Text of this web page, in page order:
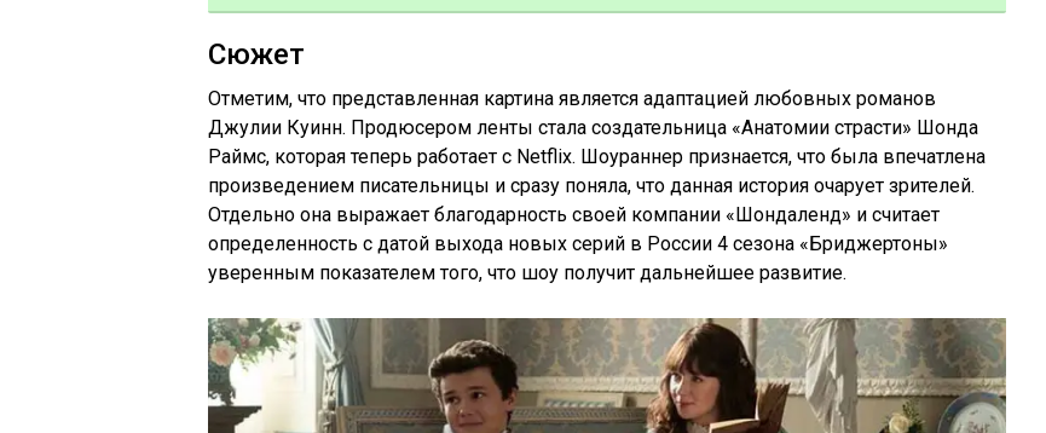
Сюжет
Отметим, что представленная картина является адаптацией любовных романов
Джулии Куинн. Продюсером ленты стала создательница «Анатомии страсти» Шонда
Раймс, которая теперь работает с Netflix. Шоураннер признается, что была впечатлена
произведением писательницы и сразу поняла, что данная история очарует зрителей.
Отдельно она выражает благодарность своей компании «Шондаленд» и считает
определенность с датой выхода новых серий в России 4 сезона «Бриджертоны»
уверенным показателем того, что шоу получит дальнейшее развитие.